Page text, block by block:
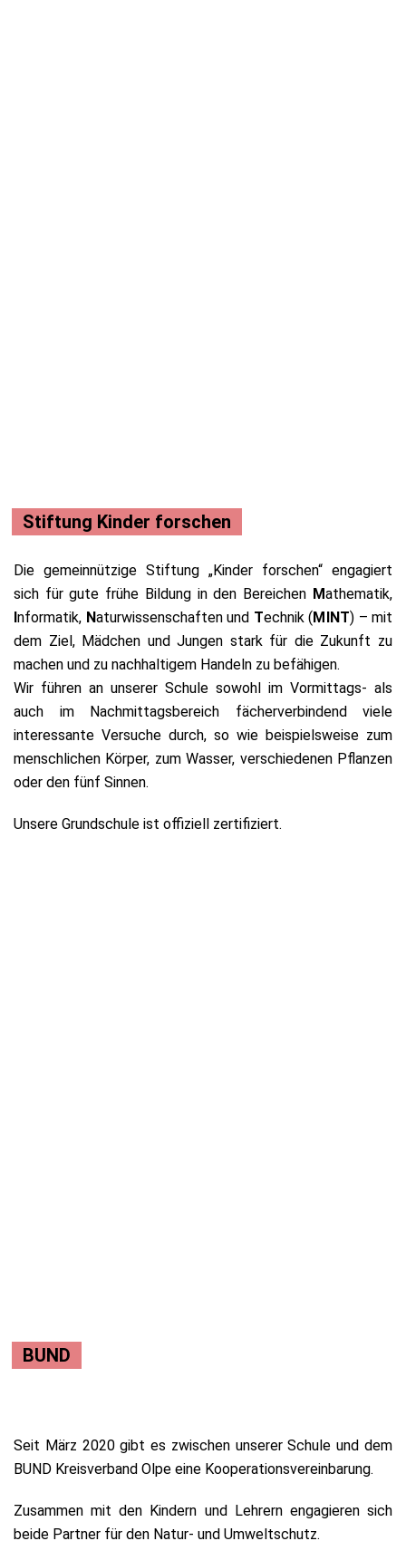
Stiftung Kinder forschen
Die gemeinnützige Stiftung „Kinder forschen“ engagiert
sich für gute frühe Bildung in den Bereichen Mathematik,
Informatik, Naturwissenschaften und Technik (MINT) – mit
dem Ziel, Mädchen und Jungen stark für die Zukunft zu
machen und zu nachhaltigem Handeln zu befähigen.
Wir führen an unserer Schule sowohl im Vormittags- als
auch im Nachmittagsbereich fächerverbindend viele
interessante Versuche durch, so wie beispielsweise zum
menschlichen Körper, zum Wasser, verschiedenen Pflanzen
oder den fünf Sinnen.
Unsere Grundschule ist offiziell zertifiziert.
BUND
Seit März 2020 gibt es zwischen unserer Schule und dem
BUND Kreisverband Olpe eine Kooperationsvereinbarung.
Zusammen mit den Kindern und Lehrern engagieren sich
beide Partner für den Natur- und Umweltschutz.